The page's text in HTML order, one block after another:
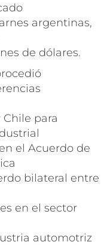
argentinas,
de dólares.
para
el Acuerdo de
bilateral entre
en el sector
automotriz